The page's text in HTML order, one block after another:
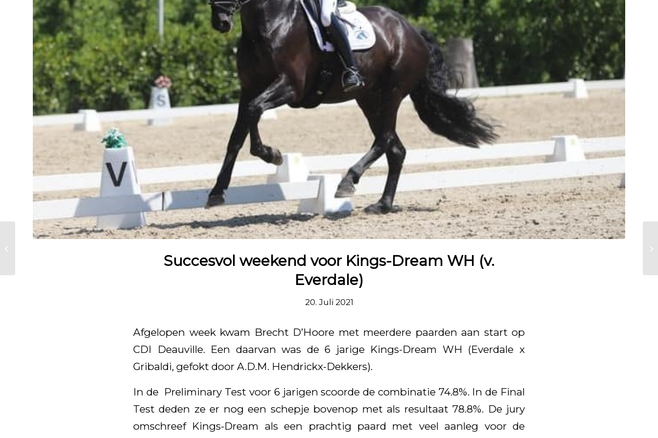
Succesvol weekend voor Kings-Dream WH (v.
Everdale)
20. Juli 2021
Afgelopen week kwam Brecht D’Hoore met meerdere paarden aan start op
CDI Deauville. Een daarvan was de 6 jarige Kings-Dream WH (Everdale x
Gribaldi, gefokt door A.D.M. Hendrickx-Dekkers).
In de Preliminary Test voor 6 jarigen scoorde de combinatie 74.8%. In de Final
Test deden ze er nog een schepje bovenop met als resultaat 78.8%. De jury
omschreef Kings-Dream als een prachtig paard met veel aanleg voor de
Söhne von Everdale